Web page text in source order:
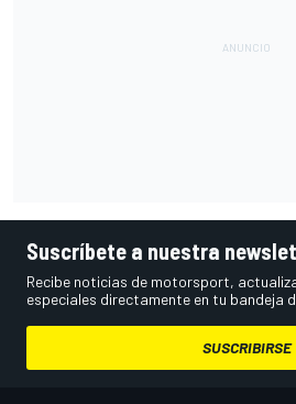
Suscríbete a nuestra
Recibe noticias de motorsport,
especiales directamente en tu bandeja
SUSCRIBIRSE